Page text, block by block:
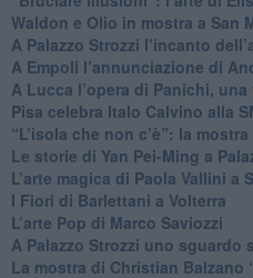
​Waldon e Olio in mostra a San
​A Palazzo Strozzi l’incanto
​A Empoli l’annunciazione di
A Lucca l’opera di Panichi,
Pisa celebra Italo Calvino alla
“L’isola che non c’è”: la
​Le storie di Yan Pei-Ming a
​L’arte magica di Paola Vallini a
​I Fiori di Barlettani a Volterra
​L’arte Pop di Marco Saviozzi
​A Palazzo Strozzi uno sguardo
La mostra di Christian Balzano